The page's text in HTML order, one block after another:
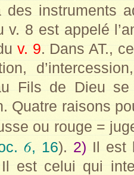
des instruments
v. 8 est appelé
v. 9. Dans AT.,
Fils de Dieu
Quatre raisons
ou rouge =
6, 16). 2) Il est
Il est celui qui